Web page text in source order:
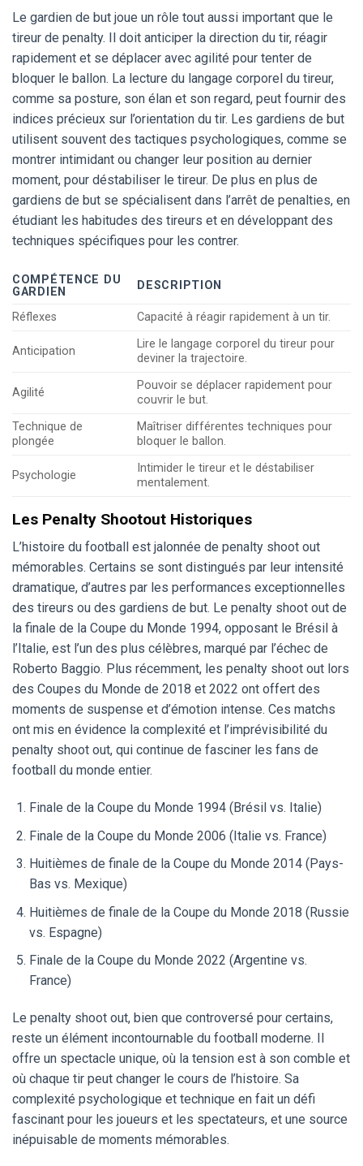
Le gardien de but joue un rôle tout aussi important que le
tireur de penalty. Il doit anticiper la direction du tir, réagir
rapidement et se déplacer avec agilité pour tenter de
bloquer le ballon. La lecture du langage corporel du tireur,
comme sa posture, son élan et son regard, peut fournir des
indices précieux sur l’orientation du tir. Les gardiens de but
utilisent souvent des tactiques psychologiques, comme se
montrer intimidant ou changer leur position au dernier
moment, pour déstabiliser le tireur. De plus en plus de
gardiens de but se spécialisent dans l’arrêt de penalties, en
étudiant les habitudes des tireurs et en développant des
techniques spécifiques pour les contrer.
COMPÉTENCE DU
GARDIEN
DESCRIPTION
Réflexes Capacité à réagir rapidement à un tir.
Anticipation
Lire le langage corporel du tireur pour
deviner la trajectoire.
Agilité
Pouvoir se déplacer rapidement pour
couvrir le but.
Technique de
plongée
Maîtriser différentes techniques pour
bloquer le ballon.
Psychologie
Intimider le tireur et le déstabiliser
mentalement.
Les Penalty Shootout Historiques
L’histoire du football est jalonnée de penalty shoot out
mémorables. Certains se sont distingués par leur intensité
dramatique, d’autres par les performances exceptionnelles
des tireurs ou des gardiens de but. Le penalty shoot out de
la finale de la Coupe du Monde 1994, opposant le Brésil à
l’Italie, est l’un des plus célèbres, marqué par l’échec de
Roberto Baggio. Plus récemment, les penalty shoot out lors
des Coupes du Monde de 2018 et 2022 ont offert des
moments de suspense et d’émotion intense. Ces matchs
ont mis en évidence la complexité et l’imprévisibilité du
penalty shoot out, qui continue de fasciner les fans de
football du monde entier.
Finale de la Coupe du Monde 1994 (Brésil vs. Italie)
Finale de la Coupe du Monde 2006 (Italie vs. France)
Huitièmes de finale de la Coupe du Monde 2014 (Pays-
Bas vs. Mexique)
Huitièmes de finale de la Coupe du Monde 2018 (Russie
vs. Espagne)
Finale de la Coupe du Monde 2022 (Argentine vs.
France)
Le penalty shoot out, bien que controversé pour certains,
reste un élément incontournable du football moderne. Il
offre un spectacle unique, où la tension est à son comble et
où chaque tir peut changer le cours de l’histoire. Sa
complexité psychologique et technique en fait un défi
fascinant pour les joueurs et les spectateurs, et une source
inépuisable de moments mémorables.